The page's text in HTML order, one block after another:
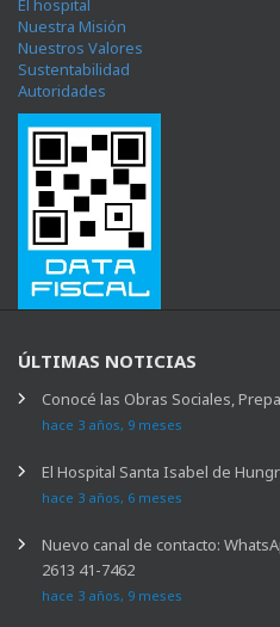
El hospital
Nuestra Misión
Nuestros Valores
Sustentabilidad
Autoridades
ÚLTIMAS NOTICIAS
Conocé las Obras Sociales,
hace 3 años, 9 meses
El Hospital Santa Isabel de
hace 3 años, 6 meses
Nuevo canal de contacto:
2613 41-7462
hace 3 años, 9 meses